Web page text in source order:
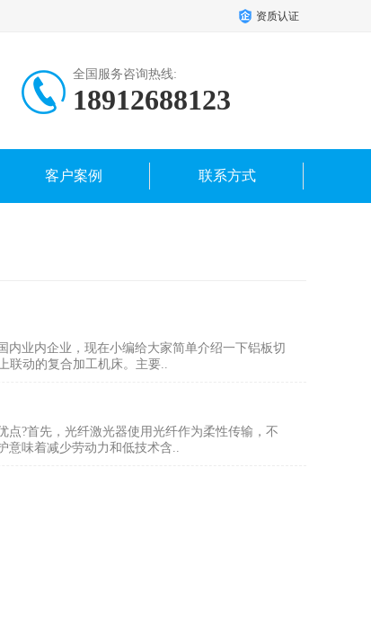
资质认证
全国服务咨询热线:
18912688123
客户案例 联系方式
业内企业，现在小编给大家简单介绍一下铝板切
联动的复合加工机床。主要..
?首先，光纤激光器使用光纤作为柔性传输，不
意味着减少劳动力和低技术含..